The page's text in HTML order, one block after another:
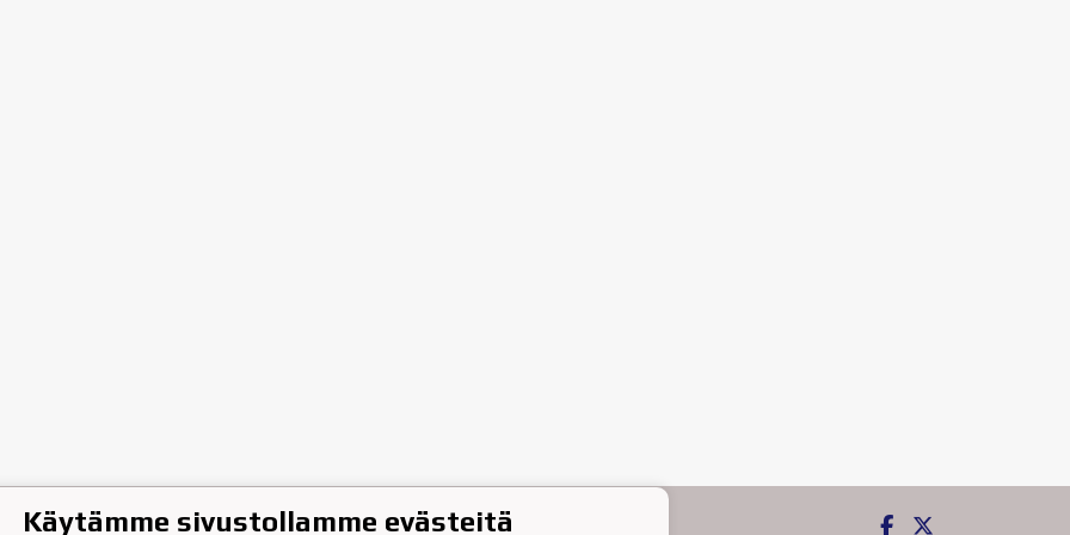
Käytämme sivustollamme evästeitä